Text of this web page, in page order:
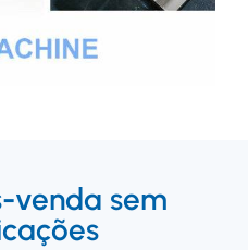
venda sem